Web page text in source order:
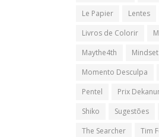
Le Papier
Lentes
Livros de Colorir
Maythe4th
Mindset
Momento Desculpa
Pentel
Prix
Shiko
Sugestões
The Searcher
Tim